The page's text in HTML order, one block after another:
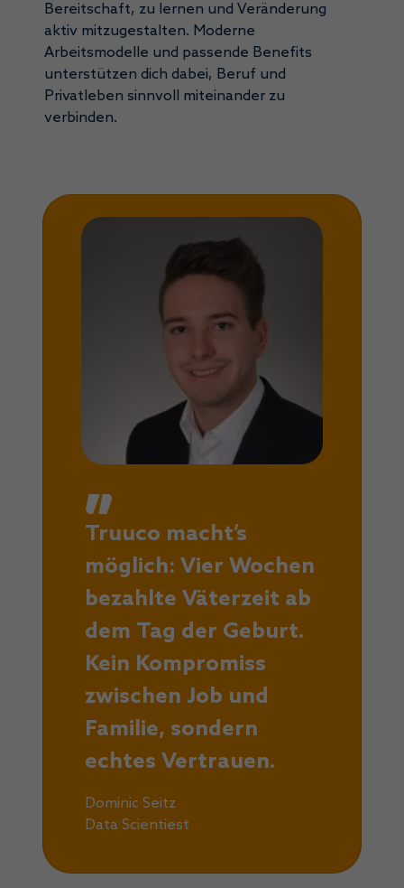
Bereitschaft, zu lernen und Veränderung
aktiv mitzugestalten. Moderne
Arbeitsmodelle und passende Benefits
unterstützen dich dabei, Beruf und
Privatleben sinnvoll miteinander zu
verbinden.
Truuco macht’s
möglich: Vier Wochen
bezahlte Väterzeit ab
dem Tag der Geburt.
Kein Kompromiss
zwischen Job und
Familie, sondern
echtes Vertrauen.
Dominic Seitz
Data Scientiest